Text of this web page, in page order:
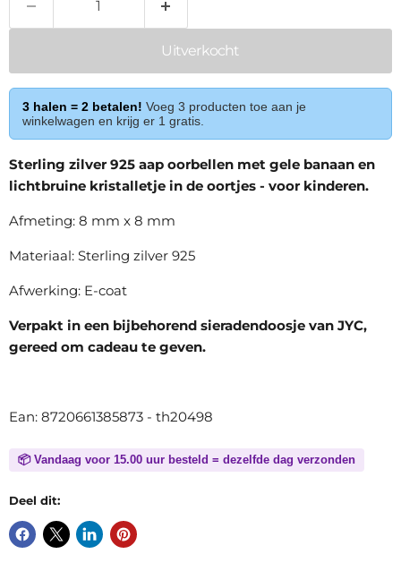
Uitverkocht
3 halen = 2 betalen! Voeg 3 producten toe aan je
winkelwagen en krijg er 1 gratis.
Sterling zilver 925 aap oorbellen met gele banaan en
lichtbruine kristalletje in de oortjes - voor kinderen.
Afmeting: 8 mm x 8 mm
Materiaal: Sterling zilver 925
Afwerking: E-coat
Verpakt in een bijbehorend sieradendoosje van JYC,
gereed om cadeau te geven.
Ean: 8720661385873 - th20498
📦 Vandaag voor 15.00 uur besteld = dezelfde dag verzonden
Deel dit: